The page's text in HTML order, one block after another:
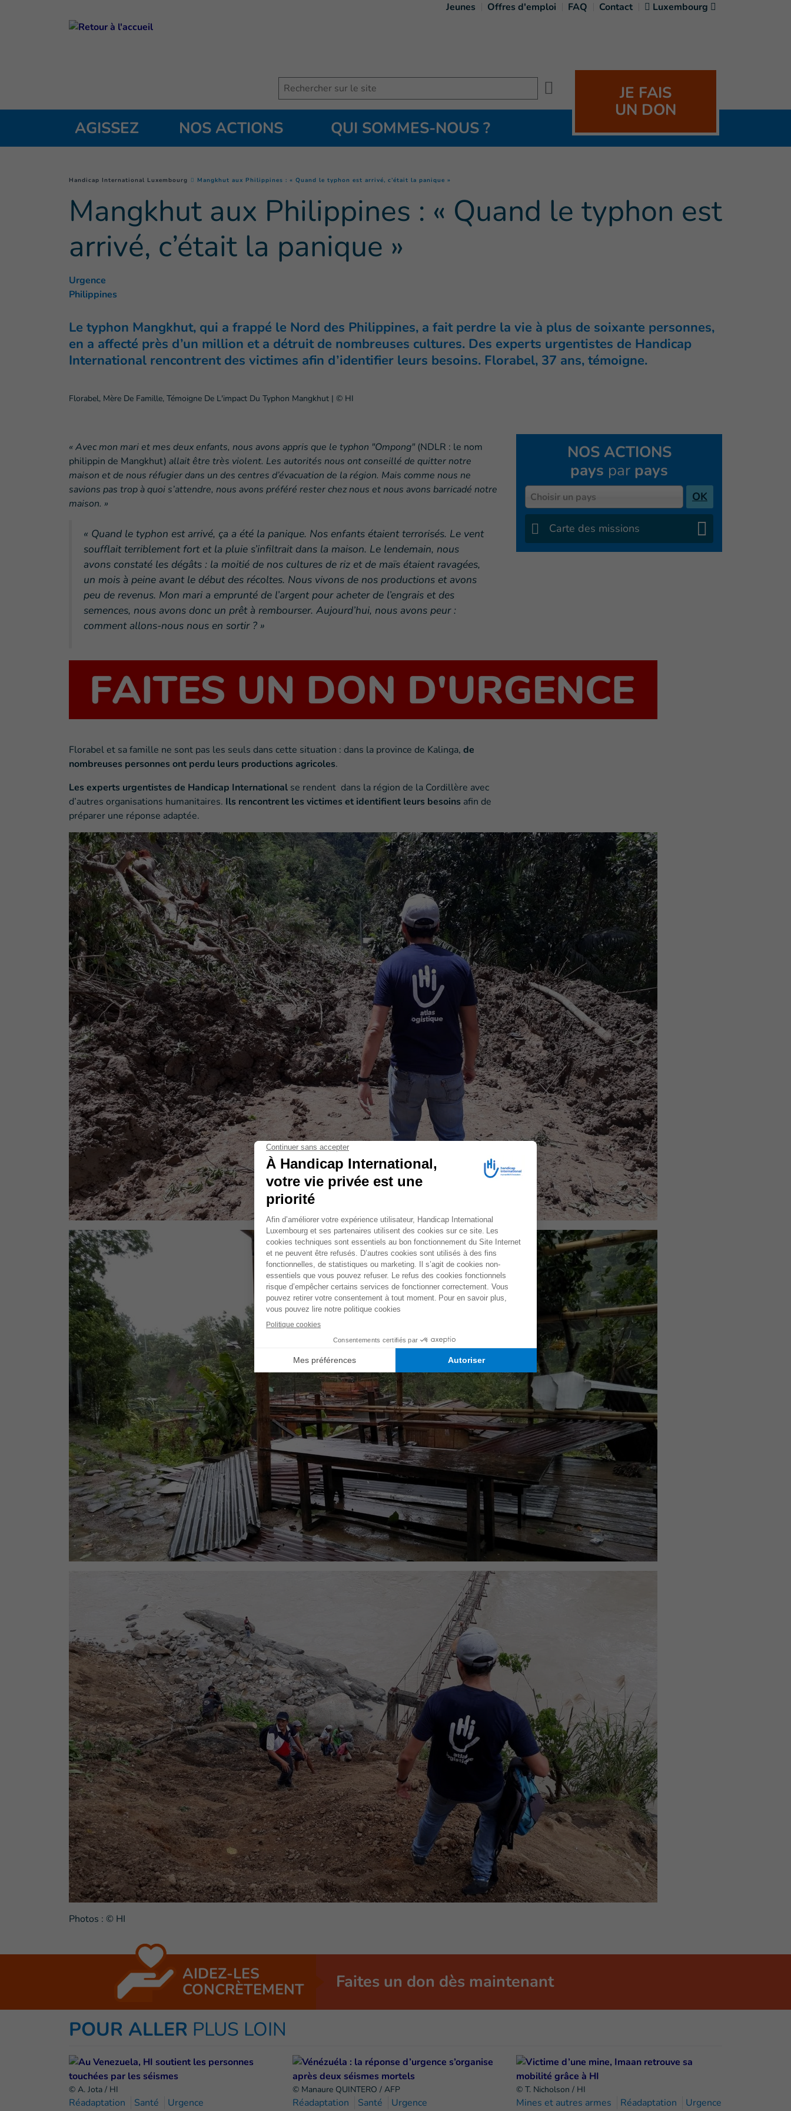
Jeunes Offres d'emploi FAQ Contact Luxembourg
Search
JE FAIS
UN DON
AGISSEZ
NOS ACTIONS QUI SOMMES-NOUS ?
You are here :
Handicap International Luxembourg Mangkhut aux Philippines : « Quand le typhon est arrivé, c’était la panique »
Mangkhut aux Philippines : « Quand le typhon est
arrivé, c’était la panique »
Urgence
Philippines
Le typhon Mangkhut, qui a frappé le Nord des Philippines, a fait perdre la vie à plus de soixante personnes,
en a affecté près d’un million et a détruit de nombreuses cultures. Des experts urgentistes de Handicap
International rencontrent des victimes afin d’identifier leurs besoins. Florabel, 37 ans, témoigne.
Florabel, Mère De Famille, Témoigne De L'impact Du Typhon Mangkhut | © HI
« Avec mon mari et mes deux enfants, nous avons appris que le typhon "Ompong" (NDLR : le nom
philippin de Mangkhut) allait être très violent. Les autorités nous ont conseillé de quitter notre
maison et de nous réfugier dans un des centres d’évacuation de la région. Mais comme nous ne
savions pas trop à quoi s’attendre, nous avons préféré rester chez nous et nous avons barricadé notre
maison. »
« Quand le typhon est arrivé, ça a été la panique. Nos enfants étaient terrorisés. Le vent
soufflait terriblement fort et la pluie s’infiltrait dans la maison. Le lendemain, nous
avons constaté les dégâts : la moitié de nos cultures de riz et de maïs étaient ravagées,
un mois à peine avant le début des récoltes. Nous vivons de nos productions et avons
peu de revenus. Mon mari a emprunté de l’argent pour acheter de l’engrais et des
semences, nous avons donc un prêt à rembourser. Aujourd’hui, nous avons peur :
comment allons-nous nous en sortir ? »
Florabel et sa famille ne sont pas les seuls dans cette situation : dans la province de Kalinga, de
nombreuses personnes ont perdu leurs productions agricoles.
Les experts urgentistes de Handicap International se rendent dans la région de la Cordillère avec
d’autres organisations humanitaires. Ils rencontrent les victimes et identifient leurs besoins afin de
préparer une réponse adaptée.
Photos : © HI
NOS ACTIONS
pays par pays
PaysChoisir un pays OK
Carte des missions
AIDEZ-LES
CONCRÈTEMENT Faites un don dès maintenant
POUR ALLER PLUS LOIN
© A. Jota / HI
Réadaptation Santé Urgence
© Manaure QUINTERO / AFP
Réadaptation Santé Urgence
© T. Nicholson / HI
Mines et autres armes Réadaptation Urgence